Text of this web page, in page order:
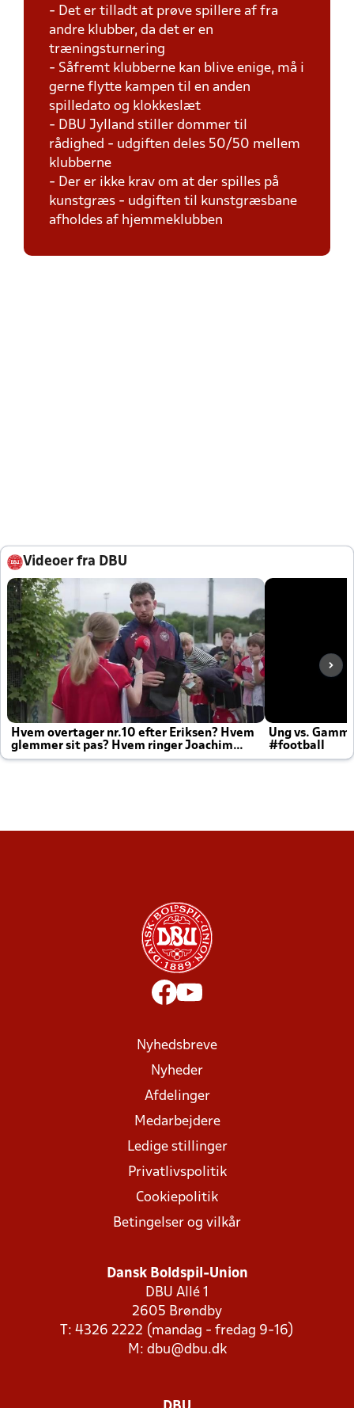
- Det er tilladt at prøve spillere af fra
andre klubber, da det er en
træningsturnering
- Såfremt klubberne kan blive enige, må i
gerne flytte kampen til en anden
spilledato og klokkeslæt
- DBU Jylland stiller dommer til
rådighed - udgiften deles 50/50 mellem
klubberne
- Der er ikke krav om at der spilles på
kunstgræs - udgiften til kunstgræsbane
afholdes af hjemmeklubben
Videoer fra DBU
Hvem overtager nr.10 efter Eriksen? Hvem
glemmer sit pas? Hvem ringer Joachim
altid til efter kampe?
Ung vs.
#football
Nyhedsbreve
Nyheder
Afdelinger
Medarbejdere
Ledige stillinger
Privatlivspolitik
Cookiepolitik
Betingelser og vilkår
Dansk Boldspil-Union
DBU Allé 1
2605 Brøndby
T: 4326 2222 (mandag - fredag 9-16)
M: dbu@dbu.dk